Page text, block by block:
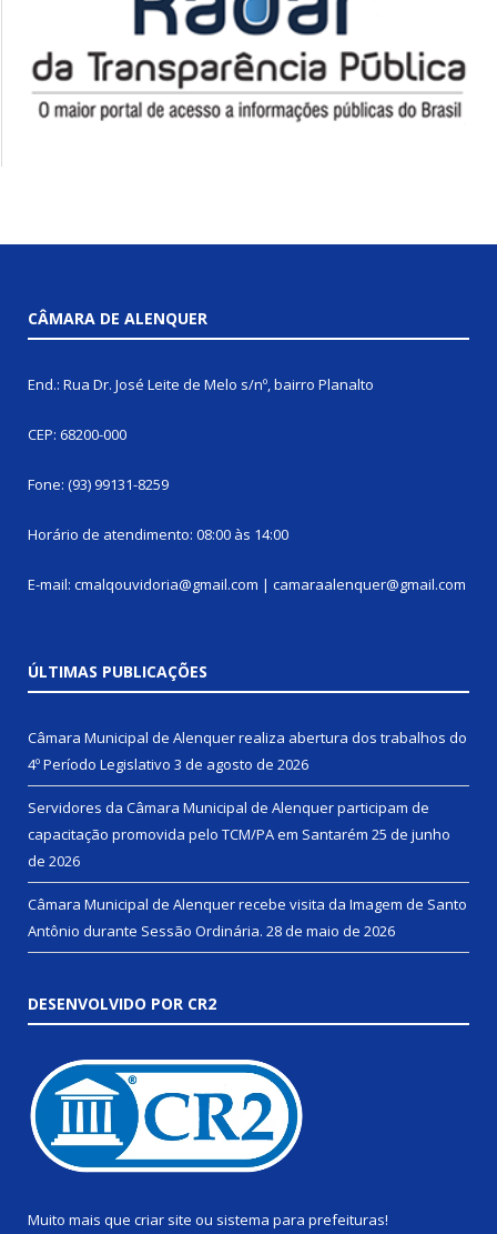
CÂMARA DE ALENQUER
End.: Rua Dr. José Leite de Melo s/nº, bairro Planalto
CEP: 68200-000
Fone: (93) 99131-8259
Horário de atendimento: 08:00 às 14:00
E-mail: cmalqouvidoria@gmail.com | camaraalenquer@gmail.com
ÚLTIMAS PUBLICAÇÕES
Câmara Municipal de Alenquer realiza abertura dos trabalhos do
4º Período Legislativo 3 de agosto de 2026
Servidores da Câmara Municipal de Alenquer participam de
capacitação promovida pelo TCM/PA em Santarém 25 de junho
de 2026
Câmara Municipal de Alenquer recebe visita da Imagem de Santo
Antônio durante Sessão Ordinária. 28 de maio de 2026
DESENVOLVIDO POR CR2
Muito mais que criar site ou sistema para prefeituras!